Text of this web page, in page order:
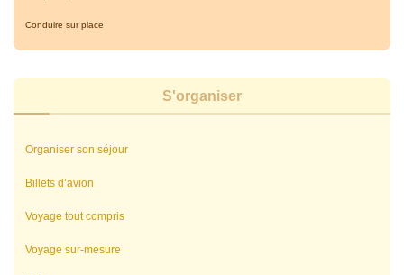
Conduire sur place
S'organiser
Organiser son séjour
Billets d’avion
Voyage tout compris
Voyage sur-mesure